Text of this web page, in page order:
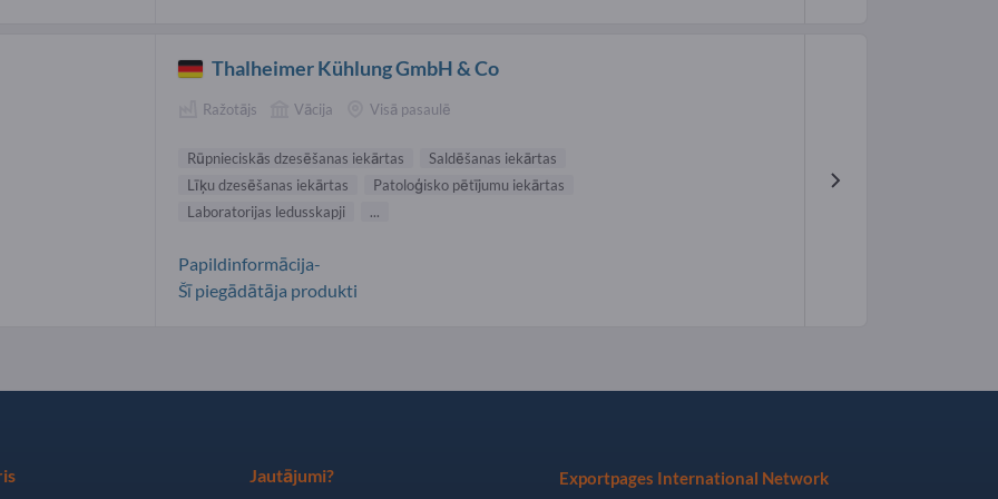
Thalheimer Kühlung GmbH & Co
Ražotājs Vācija Visā pasaulē
Rūpnieciskās dzesēšanas iekārtas
Saldēšanas iekārtas
Līķu dzesēšanas iekārtas
Patoloģisko pētījumu iekārtas
Laboratorijas ledusskapji
...
Papildinformācija-
Šī piegādātāja produkti
Jautājumi?
Exportpages International Network